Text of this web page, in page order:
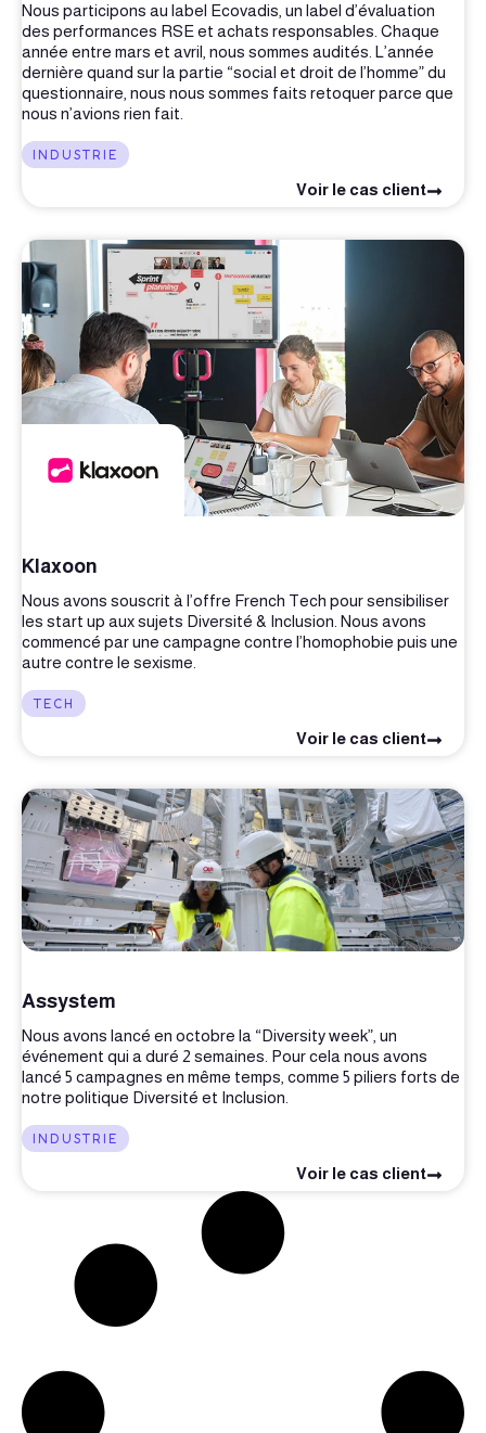
Nous participons au label Ecovadis, un label d’évaluation
des performances RSE et achats responsables. Chaque
année entre mars et avril, nous sommes audités. L’année
dernière quand sur la partie “social et droit de l’homme” du
questionnaire, nous nous sommes faits retoquer parce que
nous n’avions rien fait.
INDUSTRIE
Voir le cas client
Klaxoon
Nous avons souscrit à l’offre French Tech pour sensibiliser
les start up aux sujets Diversité & Inclusion. Nous avons
commencé par une campagne contre l’homophobie puis une
autre contre le sexisme.
TECH
Voir le cas client
Assystem
Nous avons lancé en octobre la “Diversity week”, un
événement qui a duré 2 semaines. Pour cela nous avons
lancé 5 campagnes en même temps, comme 5 piliers forts de
notre politique Diversité et Inclusion.
INDUSTRIE
Voir le cas client